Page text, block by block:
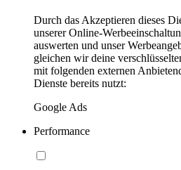
Durch das Akzeptieren dieses
unserer Online-
auswerten und unser
gleichen wir deine
mit folgenden externen
Dienste bereits nutzt:
Google Ads
Performance